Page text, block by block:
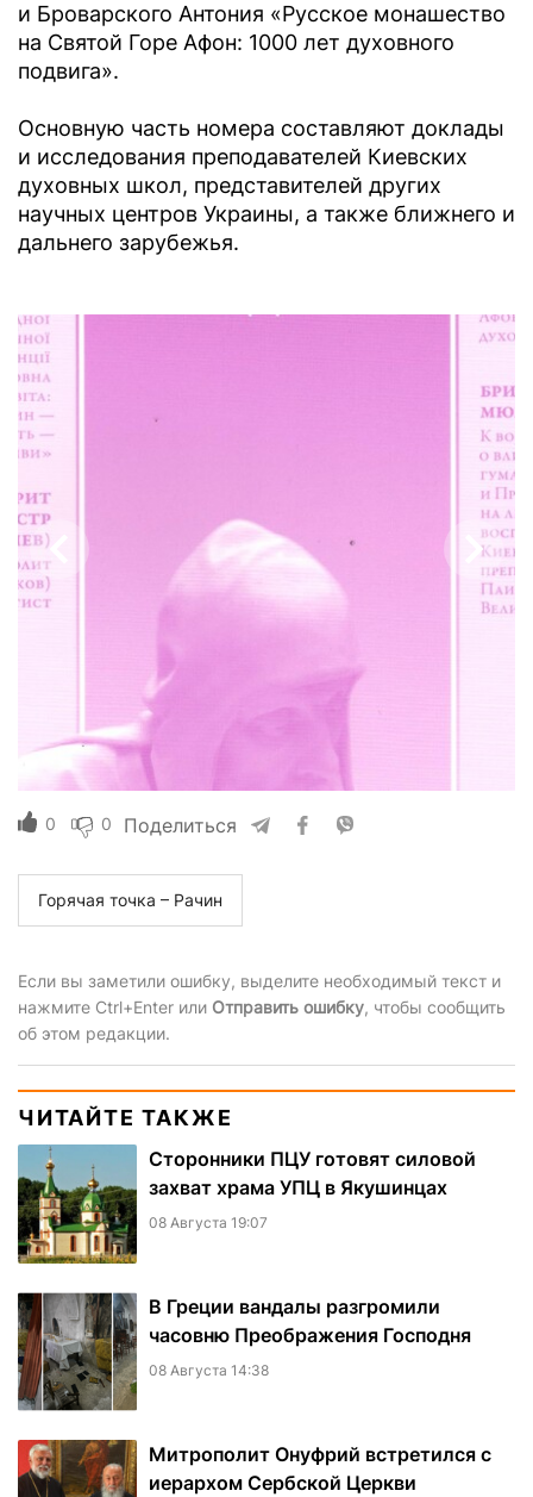
и Броварского Антония «Русское монашество
на Святой Горе Афон: 1000 лет духовного
подвига».
Основную часть номера составляют доклады
и исследования преподавателей Киевских
духовных школ, представителей других
научных центров Украины, а также ближнего и
дальнего зарубежья.
0 0 Поделиться
Горячая точка – Рачин
Если вы заметили ошибку, выделите необходимый текст и
нажмите Ctrl+Enter или Отправить ошибку, чтобы сообщить
об этом редакции.
ЧИТАЙТЕ ТАКЖЕ
Сторонники ПЦУ готовят силовой
захват храма УПЦ в Якушинцах
08 Августа 19:07
В Греции вандалы разгромили
часовню Преображения Господня
08 Августа 14:38
Митрополит Онуфрий встретился с
иерархом Сербской Церкви